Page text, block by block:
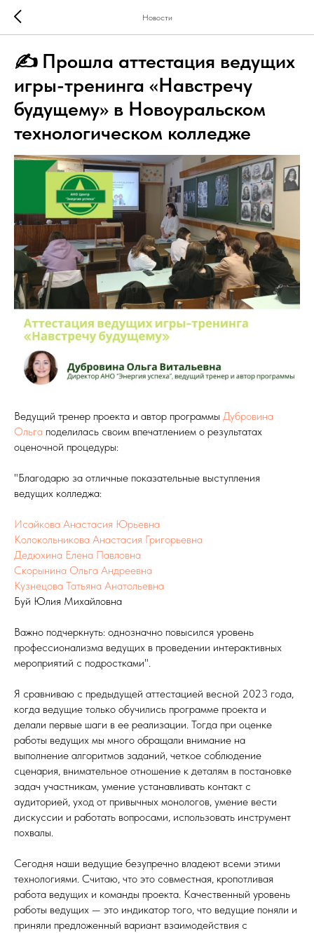
Новости
✍ Прошла аттестация ведущих
игры-тренинга «Навстречу
будущему» в Новоуральском
технологическом колледже
Ведущий тренер проекта и автор программы Дубровина
Ольга поделилась своим впечатлением о результатах
оценочной процедуры:
"Благодарю за отличные показательные выступления
ведущих колледжа:
Исайкова Анастасия Юрьевна
Колокольникова Анастасия Григорьевна
Дедюхина Елена Павловна
Скорынина Ольга Андреевна
Кузнецова Татьяна Анатольевна
Буй Юлия Михайловна
Важно подчеркнуть: однозначно повысился уровень
профессионализма ведущих в проведении интерактивных
мероприятий с подростками".
Я сравниваю с предыдущей аттестацией весной 2023 года,
когда ведущие только обучились программе проекта и
делали первые шаги в ее реализации. Тогда при оценке
работы ведущих мы много обращали внимание на
выполнение алгоритмов заданий, четкое соблюдение
сценария, внимательное отношение к деталям в постановке
задач участникам, умение устанавливать контакт с
аудиторией, уход от привычных монологов, умение вести
дискуссии и работать вопросами, использовать инструмент
похвалы.
Сегодня наши ведущие безупречно владеют всеми этими
технологиями. Считаю, что это совместная, кропотливая
работа ведущих и команды проекта. Качественный уровень
работы ведущих — это индикатор того, что ведущие поняли и
приняли предложенный вариант взаимодействия с